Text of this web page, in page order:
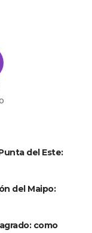
del Este:
del Maipo:
como